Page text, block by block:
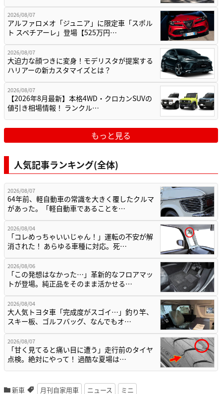
2026/08/07
アルファロメオ「ジュニア」に限定車「スポル
ト スペチアーレ」登場【525万円…
2026/08/07
大迫力な顔つきに変身！モデリスタが提案する
ハリアーの新カスタマイズとは？
2026/08/07
【2026年8月最新】本格4WD・クロカンSUVの
値引き相場情報！ ランクル…
もっと見る
人気記事ランキング(全体)
2026/08/07
64年前、軽自動車の常識を大きく覆したクルマ
があった。「軽自動車であることを…
2026/08/04
「コレめっちゃいいじゃん！」運転の不安が解
消された！ あらゆる車種に対応。死…
2026/08/06
「この発想はなかった…」革新的なフロアマッ
トが登場。純正品をそのまま活かせる…
2026/08/04
大人気トヨタ車「完成度がスゴイ…」釣り竿、
スキー板、ゴルフバッグ、なんでもオ…
2026/08/07
「甘く見てると痛い目に遭う」走行前のタイヤ
点検。絶対にやって！ 過酷な夏場は…
新車 月刊自家用車 ニュース ミニ